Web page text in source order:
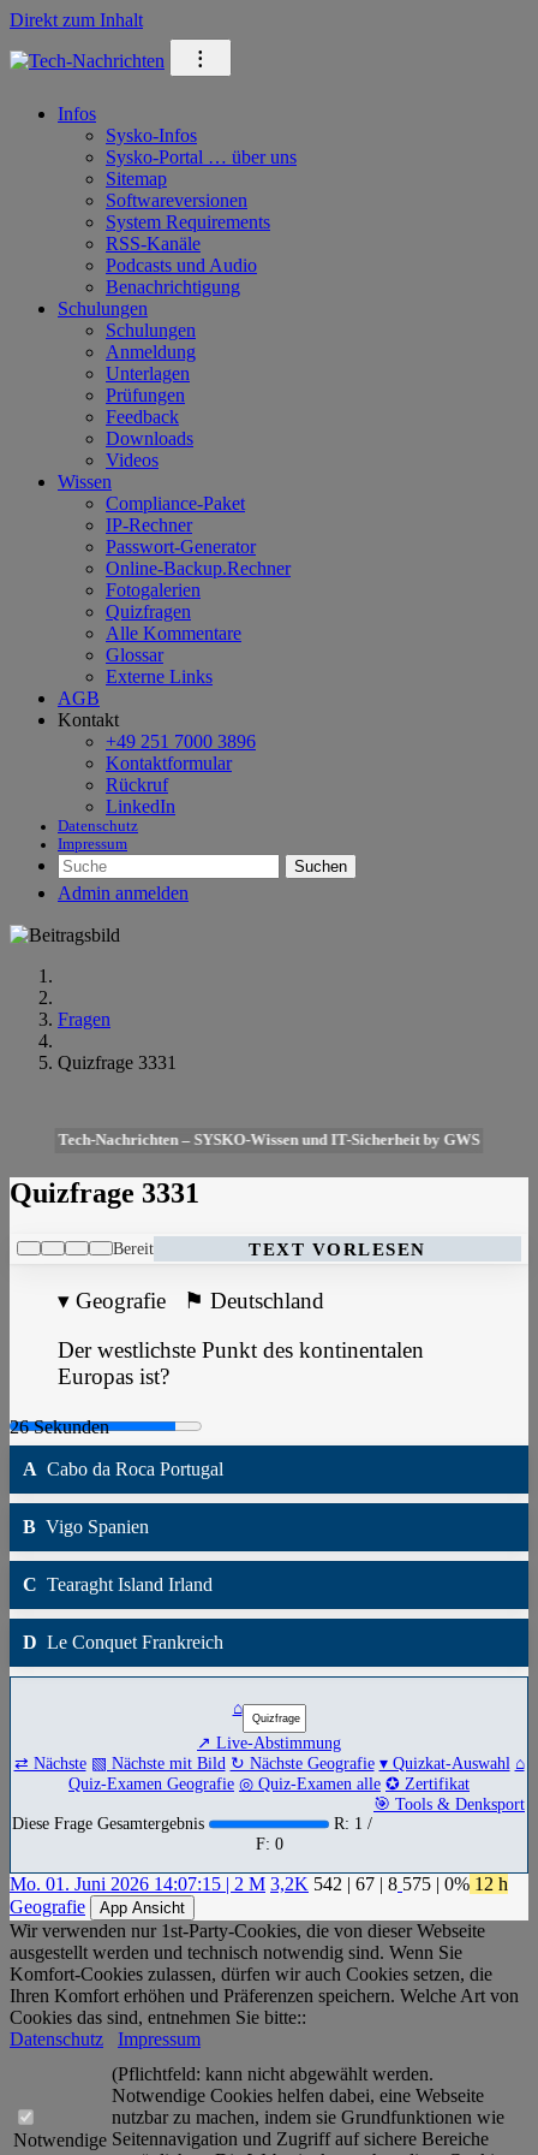
Direkt zum Inhalt
⁝
Infos
Sysko-Infos
Sysko-Portal … über uns
Sitemap
Softwareversionen
System Requirements
RSS-Kanäle
Podcasts und Audio
Benachrichtigung
Schulungen
Schulungen
Anmeldung
Unterlagen
Prüfungen
Feedback
Downloads
Videos
Wissen
Compliance-Paket
IP-Rechner
Passwort-Generator
Online-Backup.Rechner
Fotogalerien
Quizfragen
Alle Kommentare
Glossar
Externe Links
AGB
Kontakt
+49 251 7000 3896
Kontaktformular
Rückruf
LinkedIn
Datenschutz
Impressum
Suchen
Admin anmelden
Fragen
Quizfrage 3331
Tech-Nachrichten – SYSKO-Wissen und IT-Sicherheit by GWS
Quizfrage 3331
Bereit TEXT VORLESEN
▾ Geografie ⚑ Deutschland
Der westlichste Punkt des kontinentalen
Europas ist?
A Cabo da Roca Portugal
B Vigo Spanien
C Tearaght Island Irland
D Le Conquet Frankreich
⌂
↗ Live-Abstimmung
⇄ Nächste ▧ Nächste mit Bild ↻ Nächste Geografie ▾ Quizkat-Auswahl ⌂
Quiz-Examen Geografie ◎ Quiz-Examen alle ✪ Zertifikat
🎯 Tools & Denksport
Diese Frage Gesamtergebnis
R: 1 /
F: 0
Mo. 01. Juni 2026 14:07:15 | 2 M 3,2K 542 | 67 | 8 575 | 0% 12 h
Geografie
App Ansicht
Wir verwenden nur 1st-Party-Cookies, die von dieser Webseite
ausgestellt werden und technisch notwendig sind. Wenn Sie
Komfort-Cookies zulassen, dürfen wir auch Cookies setzen, die
Ihren Komfort erhöhen und Präferenzen speichern. Welche Art von
Cookies das sind, entnehmen Sie bitte::
Datenschutz
Impressum
Notwendige
(Pflichtfeld: kann nicht abgewählt werden.
Notwendige Cookies helfen dabei, eine Webseite
nutzbar zu machen, indem sie Grundfunktionen wie
Seitennavigation und Zugriff auf sichere Bereiche